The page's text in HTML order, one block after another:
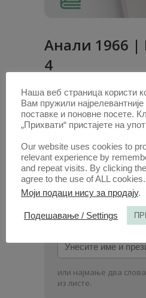
Анaли 1966 |
4
Радови овог аутора у
О ЈЕДНОМ
ВРЕДНОСТИ (PDF)
1. ОКТ. 2020.
ПОТРАЖИТЕ
Унесите
име
и
презиме
или најмање два
из листе.
Наша веб страница користи
Вам пружили
поставке и поновне посете.
„Прихвати“ пристајете на
Our website uses cookies to
relevant experience by
and repeat visits. By clicking
agree to the use of ALL cookies.
Моји подаци нису за продају.
Подешавање / Settings